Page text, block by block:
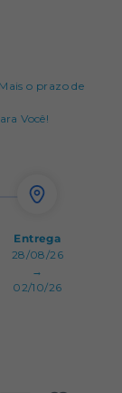
o prazo de
Você!
Entrega
28/08/26
→
02/10/26